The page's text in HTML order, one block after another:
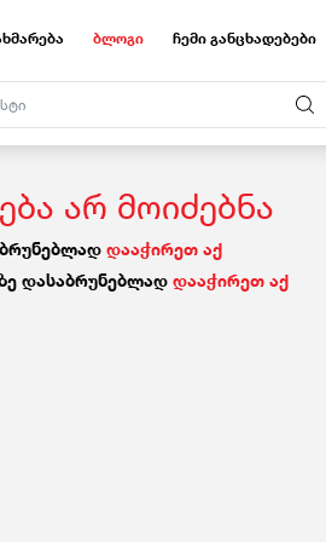
ბლოგი ჩემი განცხადებები
არ მოიძებნა
დააჭირეთ აქ
დასაბრუნებლად დააჭირეთ აქ